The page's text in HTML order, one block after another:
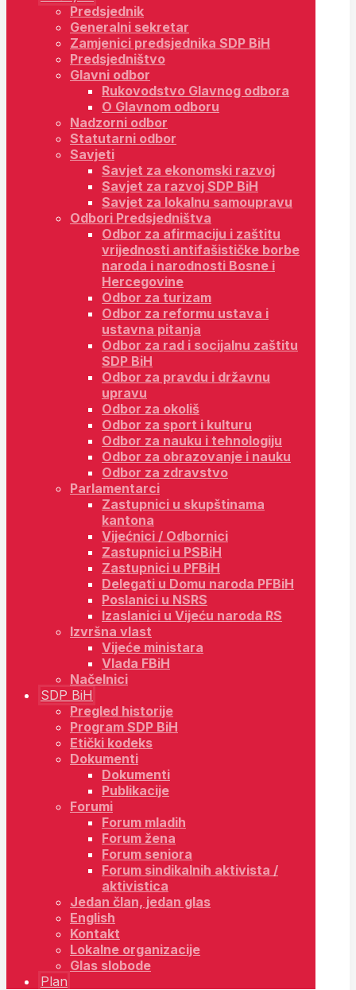
Predsjednik
Generalni sekretar
Zamjenici predsjednika SDP BiH
Predsjedništvo
Glavni odbor
Rukovodstvo Glavnog odbora
O Glavnom odboru
Nadzorni odbor
Statutarni odbor
Savjeti
Savjet za ekonomski razvoj
Savjet za razvoj SDP BiH
Savjet za lokalnu samoupravu
Odbori Predsjedništva
Odbor za afirmaciju i zaštitu
vrijednosti antifašističke borbe
naroda i narodnosti Bosne i
Hercegovine
Odbor za turizam
Odbor za reformu ustava i
ustavna pitanja
Odbor za rad i socijalnu zaštitu
SDP BiH
Odbor za pravdu i državnu
upravu
Odbor za okoliš
Odbor za sport i kulturu
Odbor za nauku i tehnologiju
Odbor za obrazovanje i nauku
Odbor za zdravstvo
Parlamentarci
Zastupnici u skupštinama
kantona
Vijećnici / Odbornici
Zastupnici u PSBiH
Zastupnici u PFBiH
Delegati u Domu naroda PFBiH
Poslanici u NSRS
Izaslanici u Vijeću naroda RS
Izvršna vlast
Vijeće ministara
Vlada FBiH
Načelnici
SDP BiH
Pregled historije
Program SDP BiH
Etički kodeks
Dokumenti
Dokumenti
Publikacije
Forumi
Forum mladih
Forum žena
Forum seniora
Forum sindikalnih aktivista /
aktivistica
Jedan član, jedan glas
English
Kontakt
Lokalne organizacije
Glas slobode
Plan